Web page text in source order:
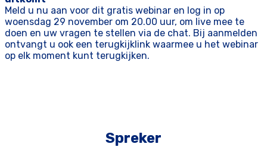
Meld u nu aan voor dit gratis webinar en log in op
woensdag 29 november om 20.00 uur, om live mee te
doen en uw vragen te stellen via de chat. Bij aanmelden
ontvangt u ook een terugkijklink waarmee u het webinar
op elk moment kunt terugkijken.
Spreker